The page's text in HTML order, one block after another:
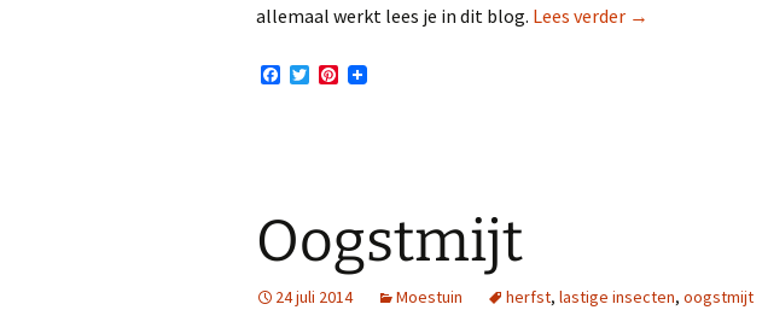
allemaal werkt lees je in dit blog. Lees verder De jaargetijden
→
T
P
t
Oogstmijt
24 juli 2014 Moestuin herfst, lastige insecten, oogstmijt